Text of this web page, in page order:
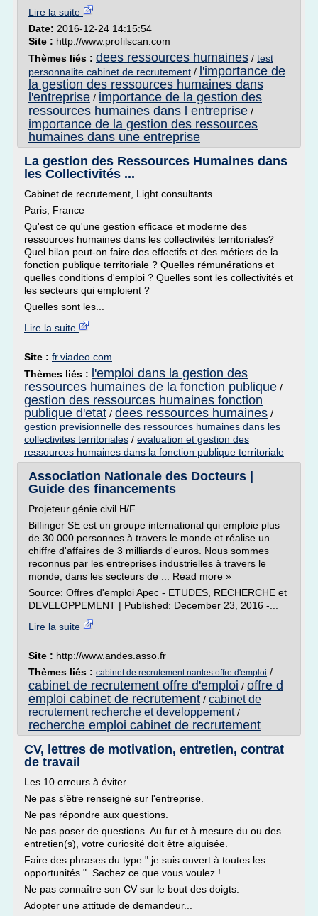
Lire la suite
Date: 2016-12-24 14:15:54
Site : http://www.profilscan.com
Thèmes liés : dees ressources humaines / test
personnalite cabinet de recrutement / l'importance de
la gestion des ressources humaines dans
l'entreprise / importance de la gestion des
ressources humaines dans l entreprise /
importance de la gestion des ressources
humaines dans une entreprise
La gestion des Ressources Humaines dans
les Collectivités ...
Cabinet de recrutement, Light consultants
Paris, France
Qu'est ce qu'une gestion efficace et moderne des
ressources humaines dans les collectivités territoriales?
Quel bilan peut-on faire des effectifs et des métiers de la
fonction publique territoriale ? Quelles rémunérations et
quelles conditions d'emploi ? Quelles sont les collectivités et
les secteurs qui emploient ?
Quelles sont les...
Lire la suite
Site : fr.viadeo.com
Thèmes liés :
l'emploi dans la gestion des
ressources humaines de la fonction publique /
gestion des ressources humaines fonction
publique d'etat / dees ressources humaines /
gestion previsionnelle des ressources humaines dans les
collectivites territoriales / evaluation et gestion des
ressources humaines dans la fonction publique territoriale
Association Nationale des Docteurs |
Guide des financements
Projeteur génie civil H/F
Bilfinger SE est un groupe international qui emploie plus
de 30 000 personnes à travers le monde et réalise un
chiffre d'affaires de 3 milliards d'euros. Nous sommes
reconnus par les entreprises industrielles à travers le
monde, dans les secteurs de ... Read more »
Source: Offres d'emploi Apec - ETUDES, RECHERCHE et
DEVELOPPEMENT | Published: December 23, 2016 -...
Lire la suite
Site : http://www.andes.asso.fr
Thèmes liés : cabinet de recrutement nantes offre d'emploi /
cabinet de recrutement offre d'emploi / offre d
emploi cabinet de recrutement / cabinet de
recrutement recherche et developpement/
recherche emploi cabinet de recrutement
CV, lettres de motivation, entretien, contrat
de travail
Les 10 erreurs à éviter
Ne pas s'être renseigné sur l'entreprise.
Ne pas répondre aux questions.
Ne pas poser de questions. Au fur et à mesure du ou des
entretien(s), votre curiosité doit être aiguisée.
Faire des phrases du type " je suis ouvert à toutes les
opportunités ". Sachez ce que vous voulez !
Ne pas connaître son CV sur le bout des doigts.
Adopter une attitude de demandeur...